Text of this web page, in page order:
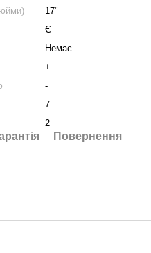
17"
Є
Немає
+
-
7
2
Повернення